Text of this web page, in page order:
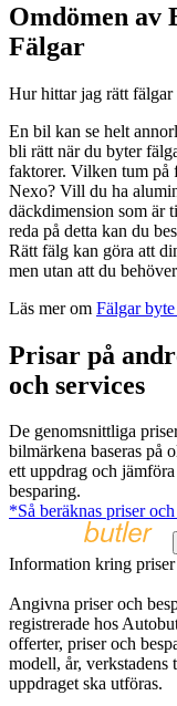
Omdömen av
Fälgar
Hur hittar jag rätt
En bil kan se helt
bli rätt när du byter
faktorer. Vilken tum på
Nexo? Vill du ha
däckdimension som är
reda på detta kan du
Rätt fälg kan göra att
men utan att du
Läs mer om Fälgar
Prisar på
och services
De genomsnittliga
bilmärkena baseras på
ett uppdrag och
besparing.
*Så beräknas priser
Information kring
Angivna priser och
registrerade hos
offerter, priser och
modell, år,
uppdraget ska utföras.